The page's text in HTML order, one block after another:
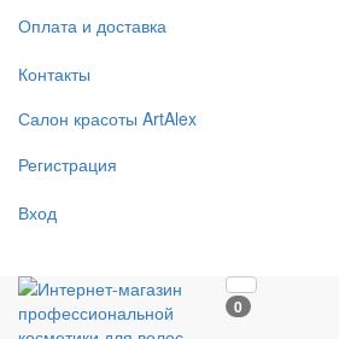
Оплата и доставка
Контакты
Салон красоты ArtAlex
Регистрация
Вход
0